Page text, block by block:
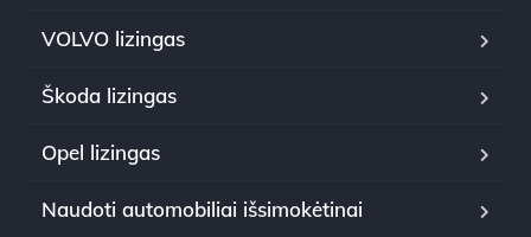
VOLVO lizingas
Škoda lizingas
Opel lizingas
Naudoti automobiliai išsimokėtinai